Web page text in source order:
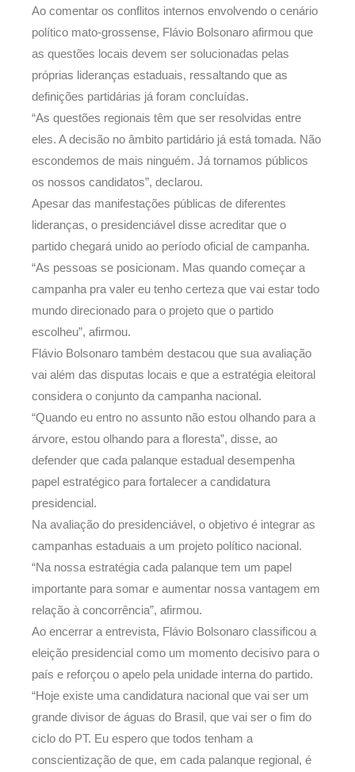
Ao comentar os conflitos internos envolvendo o cenário
político mato-grossense, Flávio Bolsonaro afirmou que
as questões locais devem ser solucionadas pelas
próprias lideranças estaduais, ressaltando que as
definições partidárias já foram concluídas.
“As questões regionais têm que ser resolvidas entre
eles. A decisão no âmbito partidário já está tomada. Não
escondemos de mais ninguém. Já tornamos públicos
os nossos candidatos”, declarou.
Apesar das manifestações públicas de diferentes
lideranças, o presidenciável disse acreditar que o
partido chegará unido ao período oficial de campanha.
“As pessoas se posicionam. Mas quando começar a
campanha pra valer eu tenho certeza que vai estar todo
mundo direcionado para o projeto que o partido
escolheu”, afirmou.
Flávio Bolsonaro também destacou que sua avaliação
vai além das disputas locais e que a estratégia eleitoral
considera o conjunto da campanha nacional.
“Quando eu entro no assunto não estou olhando para a
árvore, estou olhando para a floresta”, disse, ao
defender que cada palanque estadual desempenha
papel estratégico para fortalecer a candidatura
presidencial.
Na avaliação do presidenciável, o objetivo é integrar as
campanhas estaduais a um projeto político nacional.
“Na nossa estratégia cada palanque tem um papel
importante para somar e aumentar nossa vantagem em
relação à concorrência”, afirmou.
Ao encerrar a entrevista, Flávio Bolsonaro classificou a
eleição presidencial como um momento decisivo para o
país e reforçou o apelo pela unidade interna do partido.
“Hoje existe uma candidatura nacional que vai ser um
grande divisor de águas do Brasil, que vai ser o fim do
ciclo do PT. Eu espero que todos tenham a
conscientização de que, em cada palanque regional, é